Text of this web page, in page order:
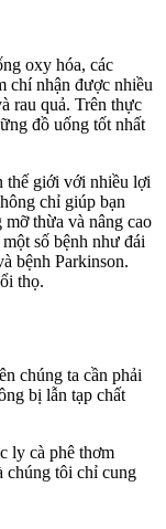
oxy hóa, các
chí nhận được nhiều
rau quả. Trên thực
đồ uống tốt nhất
thế giới với nhiều lợi
chỉ giúp bạn
thừa và nâng cao
số bệnh như đái
bệnh Parkinson.
thọ.
chúng ta cần phải
bị lẫn tạp chất
ly cà phê thơm
chúng tôi chỉ cung